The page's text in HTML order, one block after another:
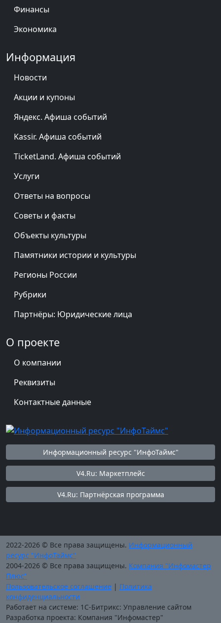
Финансы
Экономика
Информация
Новости
Акции и купоны
Яндекс. Афиша событий
Kassir. Афиша событий
TicketLand. Афиша событий
Услуги
Ответы на вопросы
Советы и факты
Объекты культуры
Памятники истории и культуры
Регионы России
Рубрики
Партнёры: Юридические лица
О проекте
О компании
Реквизиты
Контактные данные
Информационный ресурс "ИнфоТаймс"
V4.Ru: Маркетплейс
V4.Ru: Партнёрская программа
2022-2026 © Все права защищены. Информационный
ресурс "ИнфоТаймс"
2004-2026 © Все права защищены. Компания "Инфомастер
Плюс"
Пользовательское соглашение | Политика
конфиденциальности
Работает на системе: 1С-Битрикс: Управление сайтом
Разработка проекта: Компания "Инфомастер"